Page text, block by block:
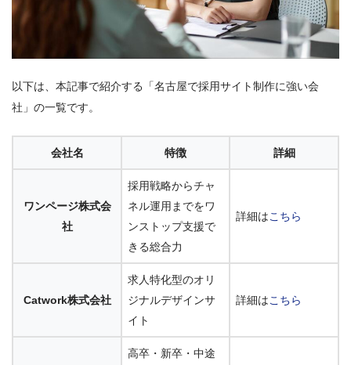
以下は、本記事で紹介する「名古屋で採用サイト制作に強い会
社」の一覧です。
会社名 特徴 詳細
ワンページ株式会
社
採用戦略からチャ
ネル運用までをワ
ンストップ支援で
きる総合力
詳細はこちら
Catwork株式会社
求人特化型のオリ
ジナルデザインサ
イト
詳細はこちら
高卒・新卒・中途